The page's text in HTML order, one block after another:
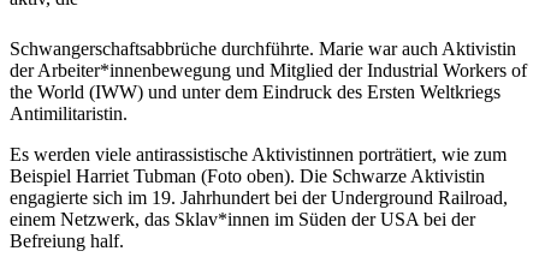
Schwangerschaftsabbrüche durchführte. Marie war auch Aktivistin
der Arbeiter*innenbewegung und Mitglied der Industrial Workers of
the World (IWW) und unter dem Eindruck des Ersten Weltkriegs
Antimilitaristin.
Es werden viele antirassistische Aktivistinnen porträtiert, wie zum
Beispiel Harriet Tubman (Foto oben). Die Schwarze Aktivistin
engagierte sich im 19. Jahrhundert bei der Underground Railroad,
einem Netzwerk, das Sklav*innen im Süden der USA bei der
Befreiung half.